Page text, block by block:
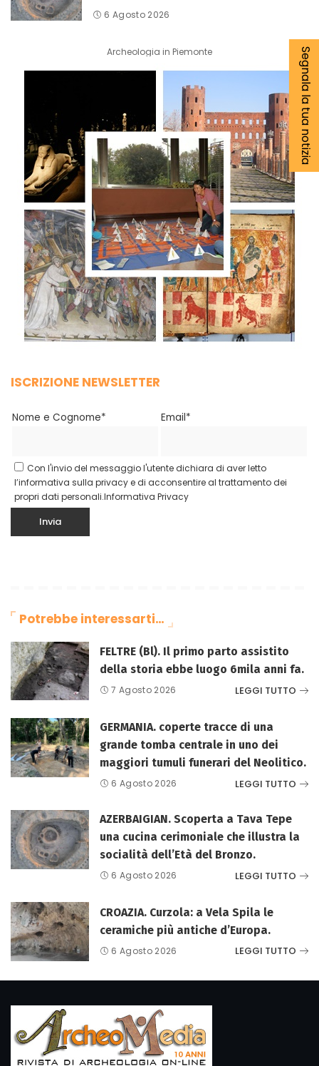
6 Agosto 2026
Archeologia in Piemonte
ISCRIZIONE NEWSLETTER
Nome e Cognome* Email*
Con l'invio del messaggio l'utente dichiara di aver letto
l’informativa sulla privacy e di acconsentire al trattamento dei
propri dati personali.Informativa Privacy
Potrebbe interessarti…
FELTRE (Bl). Il primo parto assistito
della storia ebbe luogo 6mila anni fa.
7 Agosto 2026 LEGGI TUTTO
GERMANIA. coperte tracce di una
grande tomba centrale in uno dei
maggiori tumuli funerari del Neolitico.
6 Agosto 2026 LEGGI TUTTO
AZERBAIGIAN. Scoperta a Tava Tepe
una cucina cerimoniale che illustra la
socialità dell’Età del Bronzo.
6 Agosto 2026 LEGGI TUTTO
CROAZIA. Curzola: a Vela Spila le
ceramiche più antiche d’Europa.
6 Agosto 2026 LEGGI TUTTO
Segnala la tua notizia